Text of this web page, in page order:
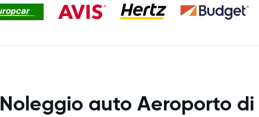
Noleggio auto Aeroporto di